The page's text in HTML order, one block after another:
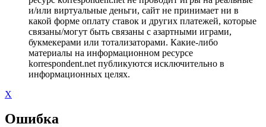
и/или виртуальные деньги, сайт не принимает ни в
какой форме оплату ставок и других платежей, которые
связаны/могут быть связаны с азартными играми,
букмекерами или тотализаторами. Какие-либо
материалы на информационном ресурсе
korrespondent.net публикуются исключительно в
информационных целях.
X
Ошибка